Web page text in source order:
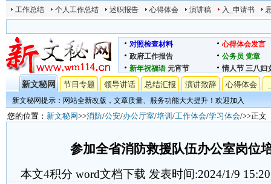
工作总结 个人工作总结 述职报告 心得体会 演讲稿 入_申请书
对照检查材料
心得体会发言
政府工作报告
公务员 党章
新年祝福语 元宵节 情人节 三八妇
新文秘网 节日专题 领导讲话 总结汇报 演讲致辞 心得体会
新文秘网提示：网站全新改版，文章质量、服务功能大大提升！欢迎加入
您的位置： 新文秘网>>消防/公安/办公厅室/培训 /工作体会/学习体会/>>正文
参加全省消防救援队伍办公室岗位
本文4积分 word文档下载 发表时间:2024/1/9